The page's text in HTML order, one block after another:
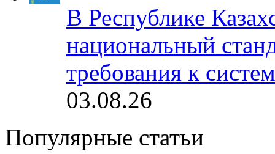
В Республике
национальный
требования к
03.08.26
Популярные статьи